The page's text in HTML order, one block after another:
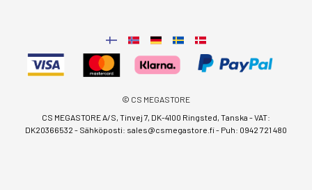
© CS MEGASTORE
CS MEGASTORE A/S, Tinvej 7, DK-4100 Ringsted, Tanska - VAT:
DK20366532 - Sähköposti: sales@csmegastore.fi- Puh: 0942 721 480